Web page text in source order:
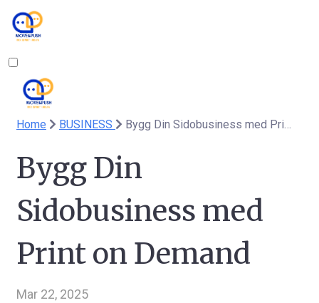
Home BUSINESS Bygg Din Sidobusiness med Print on Demand
Bygg Din
Sidobusiness med
Print on Demand
Mar 22, 2025